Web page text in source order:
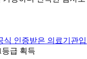
급 획득